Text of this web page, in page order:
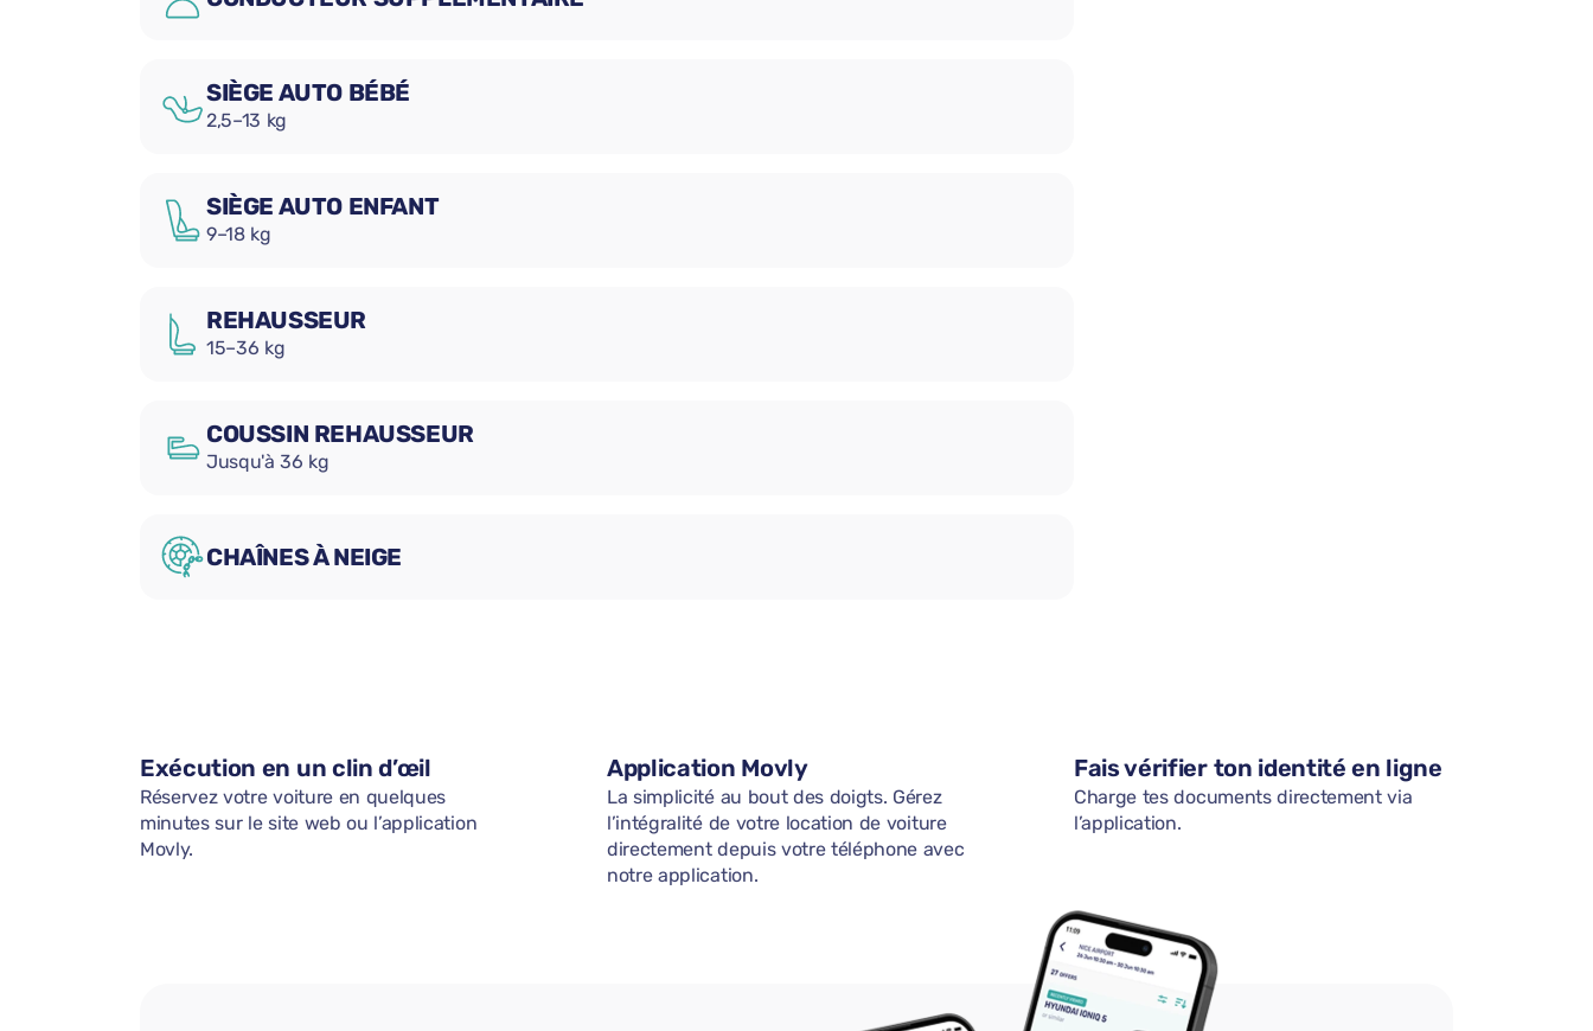
SIÈGE AUTO BÉBÉ
2,5–13 kg
SIÈGE AUTO ENFANT
9–18 kg
REHAUSSEUR
15–36 kg
COUSSIN REHAUSSEUR
Jusqu'à 36 kg
CHAÎNES À NEIGE
Exécution en un clin d’œil
Réservez votre voiture en quelques
minutes sur le site web ou l’application
Movly.
Application Movly
La simplicité au bout des doigts. Gérez
l’intégralité de votre location de voiture
directement depuis votre téléphone avec
notre application.
Fais vérifier ton identité en ligne
Charge tes documents directement via
l’application.